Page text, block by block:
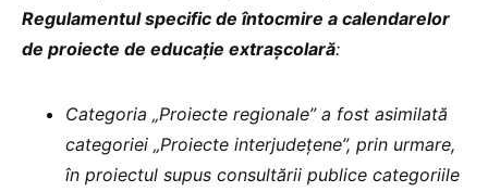
Regulamentul specific de întocmire a calendarelor
de proiecte de educație extrașcolară:
Categoria „Proiecte regionale” a fost asimilată
categoriei „Proiecte interjudețene”, prin urmare,
în proiectul supus consultării publice categoriile